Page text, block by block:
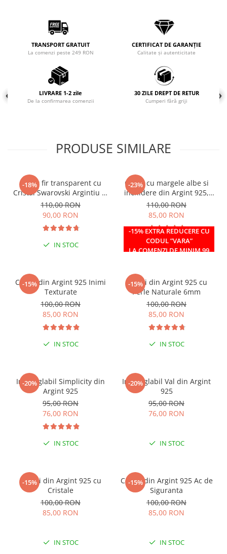
Coliere cu pietre semiprețioase
TRANSPORT GRATUIT
La comenzi peste 249 RON
CERTIFICAT DE GARANȚIE
Calitate și autenticitate
LIVRARE 1-2 zile
De la confirmarea comenzii
30 ZILE DREPT DE RETUR
Cumperi fără griji
PRODUSE SIMILARE
-18%
Colier fir transparent cu
Cristal Swarovski Argintiu in
Caseta din Argint 925
110,00 RON
90,00 RON
IN STOC
-23%
-15% EXTRA REDUCERE CU
CODUL ”VARA”
LA COMENZI DE MINIM 99
Colier cu margele albe si
inchidere din Argint 925,
reglabil 38-41 cm
110,00 RON
85,00 RON
IN STOC
-15%
Cercei din Argint 925 Inimi
Texturate
100,00 RON
85,00 RON
IN STOC
-15%
Cercei din Argint 925 cu
Perle Naturale 6mm
100,00 RON
85,00 RON
IN STOC
-20%
Inel reglabil Simplicity din
Argint 925
95,00 RON
76,00 RON
IN STOC
-20%
Inel reglabil Val din Argint
925
95,00 RON
76,00 RON
IN STOC
-15%
Cercei din Argint 925 cu
Cristale
100,00 RON
85,00 RON
IN STOC
-15%
Cercei din Argint 925 Ac de
Siguranta
100,00 RON
85,00 RON
IN STOC